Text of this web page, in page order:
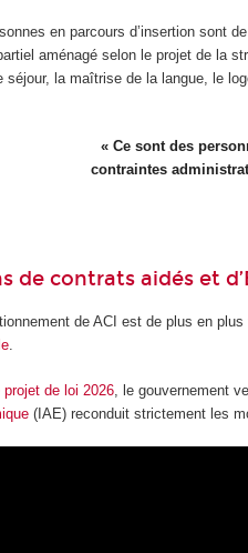
en parcours d’insertion sont
aménagé selon le projet de la
séjour, la maîtrise de la langue, le
« Ce sont des
contraintes
de contrats aidés et
de ACI est de plus en
.
projet de loi 2026 , le gouvernement
(IAE) reconduit strictement les